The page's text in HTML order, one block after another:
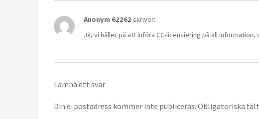
Anonym 62262 skriver:
Ja, vi håller på att införa CC-licensiering på all information,
Lämna ett svar
Din e-postadress kommer inte publiceras. Obligatoriska